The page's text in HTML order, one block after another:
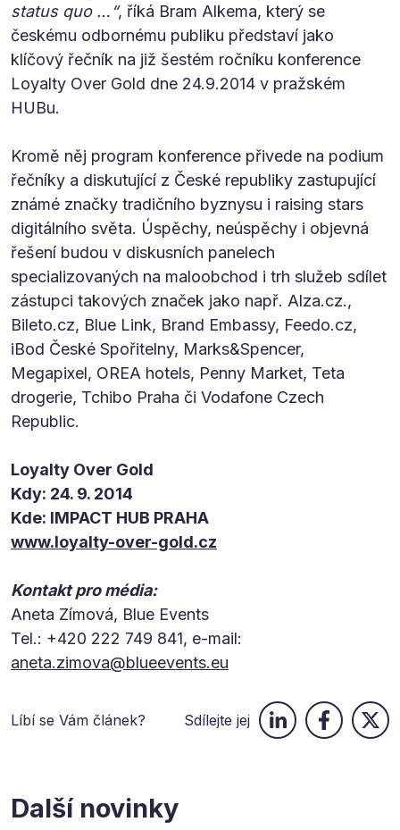
status quo …“, říká Bram Alkema, který se
českému odbornému publiku představí jako
klíčový řečník na již šestém ročníku konference
Loyalty Over Gold dne 24.9.2014 v pražském
HUBu.
Kromě něj program konference přivede na podium
řečníky a diskutující z České republiky zastupující
známé značky tradičního byznysu i raising stars
digitálního světa. Úspěchy, neúspěchy i objevná
řešení budou v diskusních panelech
specializovaných na maloobchod i trh služeb sdílet
zástupci takových značek jako např. Alza.cz.,
Bileto.cz, Blue Link, Brand Embassy, Feedo.cz,
iBod České Spořitelny, Marks&Spencer,
Megapixel, OREA hotels, Penny Market, Teta
drogerie, Tchibo Praha či Vodafone Czech
Republic.
Loyalty Over Gold
Kdy: 24. 9. 2014
Kde: IMPACT HUB PRAHA
www.loyalty-over-gold.cz
Kontakt pro média:
Aneta Zímová, Blue Events
Tel.: +420 222 749 841, e-mail:
aneta.zimova@blueevents.eu
Líbí se Vám článek? Sdílejte jej
Další novinky